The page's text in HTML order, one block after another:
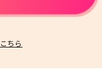
こちら